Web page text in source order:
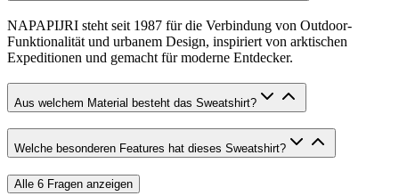
NAPAPIJRI steht seit 1987 für die Verbindung von Outdoor-
Funktionalität und urbanem Design, inspiriert von arktischen
Expeditionen und gemacht für moderne Entdecker.
Aus welchem Material besteht das Sweatshirt?
Welche besonderen Features hat dieses Sweatshirt?
Alle 6 Fragen anzeigen